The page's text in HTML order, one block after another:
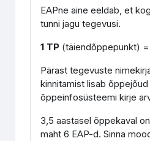
EAPne aine eeldab, et
tunni jagu tegevusi.
1 TP (täiendõppepunkt) =
Pärast tegevuste
kinnitamist lisab õppejõud
õppeinfosüsteemi kirje
3,5 aastasel õppekaval
maht 6 EAP-d. Sinna